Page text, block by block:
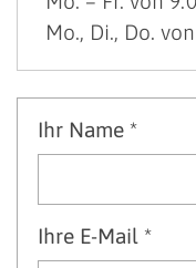
Mo., Di., Do.
Ihr Name *
Ihre E-Mail *